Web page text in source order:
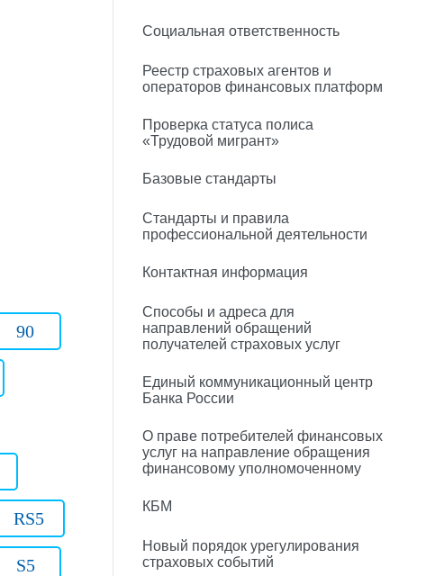
90
RS5
S5
Социальная ответственность
Реестр страховых агентов и
операторов финансовых платформ
Проверка статуса полиса
«Трудовой мигрант»
Базовые стандарты
Стандарты и правила
профессиональной деятельности
Контактная информация
Способы и адреса для
направлений обращений
получателей страховых услуг
Единый коммуникационный центр
Банка России
О праве потребителей финансовых
услуг на направление обращения
финансовому уполномоченному
КБМ
Новый порядок урегулирования
страховых событий